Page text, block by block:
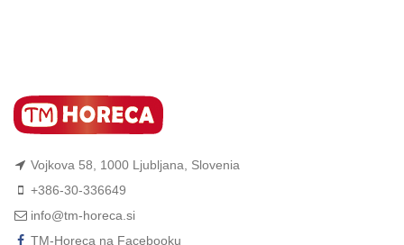
Vojkova 58, 1000 Ljubljana, Slovenia
+386-30-336649
info@tm-horeca.si
TM-Horeca na Facebooku